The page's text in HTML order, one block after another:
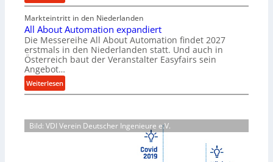
e
r
h
ö
h
e
n
d
i
P
e
r
o
r
g
u
n
g
n
t
F
o
r
s
c
h
u
n
p
r
Markteintritt in den Niederlanden
All About Automation expandiert
Die Messereihe All About Automation findet 2027
erstmals in den Niederlanden statt. Und auch in
Österreich baut der Veranstalter Easyfairs sein
Angebot…
Weiterlesen:
A
A
Bild: VDI Verein Deutscher Ingenieure e.V.